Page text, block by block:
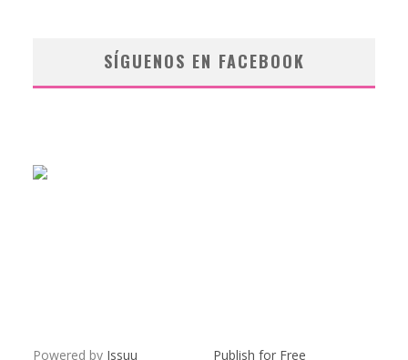
SÍGUENOS EN FACEBOOK
Powered by Issuu Publish for Free